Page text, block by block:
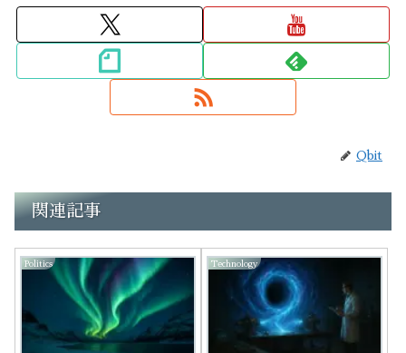
Qbit
関連記事
Politics Technology